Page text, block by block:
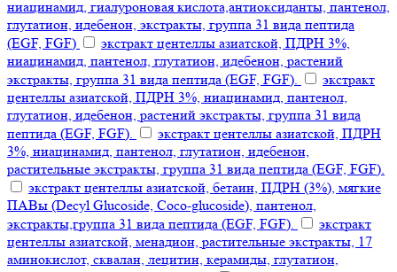
ниацинамид, гиалуроновая кислота,антиоксиданты, пантенол,
глутатион, идебенон, экстракты, группа 31 вида пептида
(EGF, FGF)
экстракт центеллы азиатской, ПДРН 3%,
ниацинамид, пантенол, глутатион, идебенон, растений
экстракты, группа 31 вида пептида (EGF, FGF).
экстракт
центеллы азиатской, ПДРН 3%, ниацинамид, пантенол,
глутатион, идебенон, растений экстракты, группа 31 вида
пептида (EGF, FGF).
экстракт центеллы азиатской, ПДРН
3%, ниацинамид, пантенол, глутатион, идебенон,
растительные экстракты, группа 31 вида пептида (EGF, FGF).
экстракт центеллы азиатской, бетаин, ПДРН (3%), мягкие
ПАВы (Decyl Glucoside, Coco-glucoside), пантенол,
экстракты,группа 31 вида пептида (EGF, FGF).
экстракт
центеллы азиатской, менадион, растительные экстракты, 17
аминокислот, сквалан, лецитин, керамиды, глутатион,